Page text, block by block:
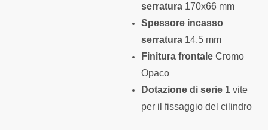
serratura 170x66 mm
Spessore incasso
serratura 14,5 mm
Finitura frontale Cromo
Opaco
Dotazione di serie 1 vite
per il fissaggio del cilindro